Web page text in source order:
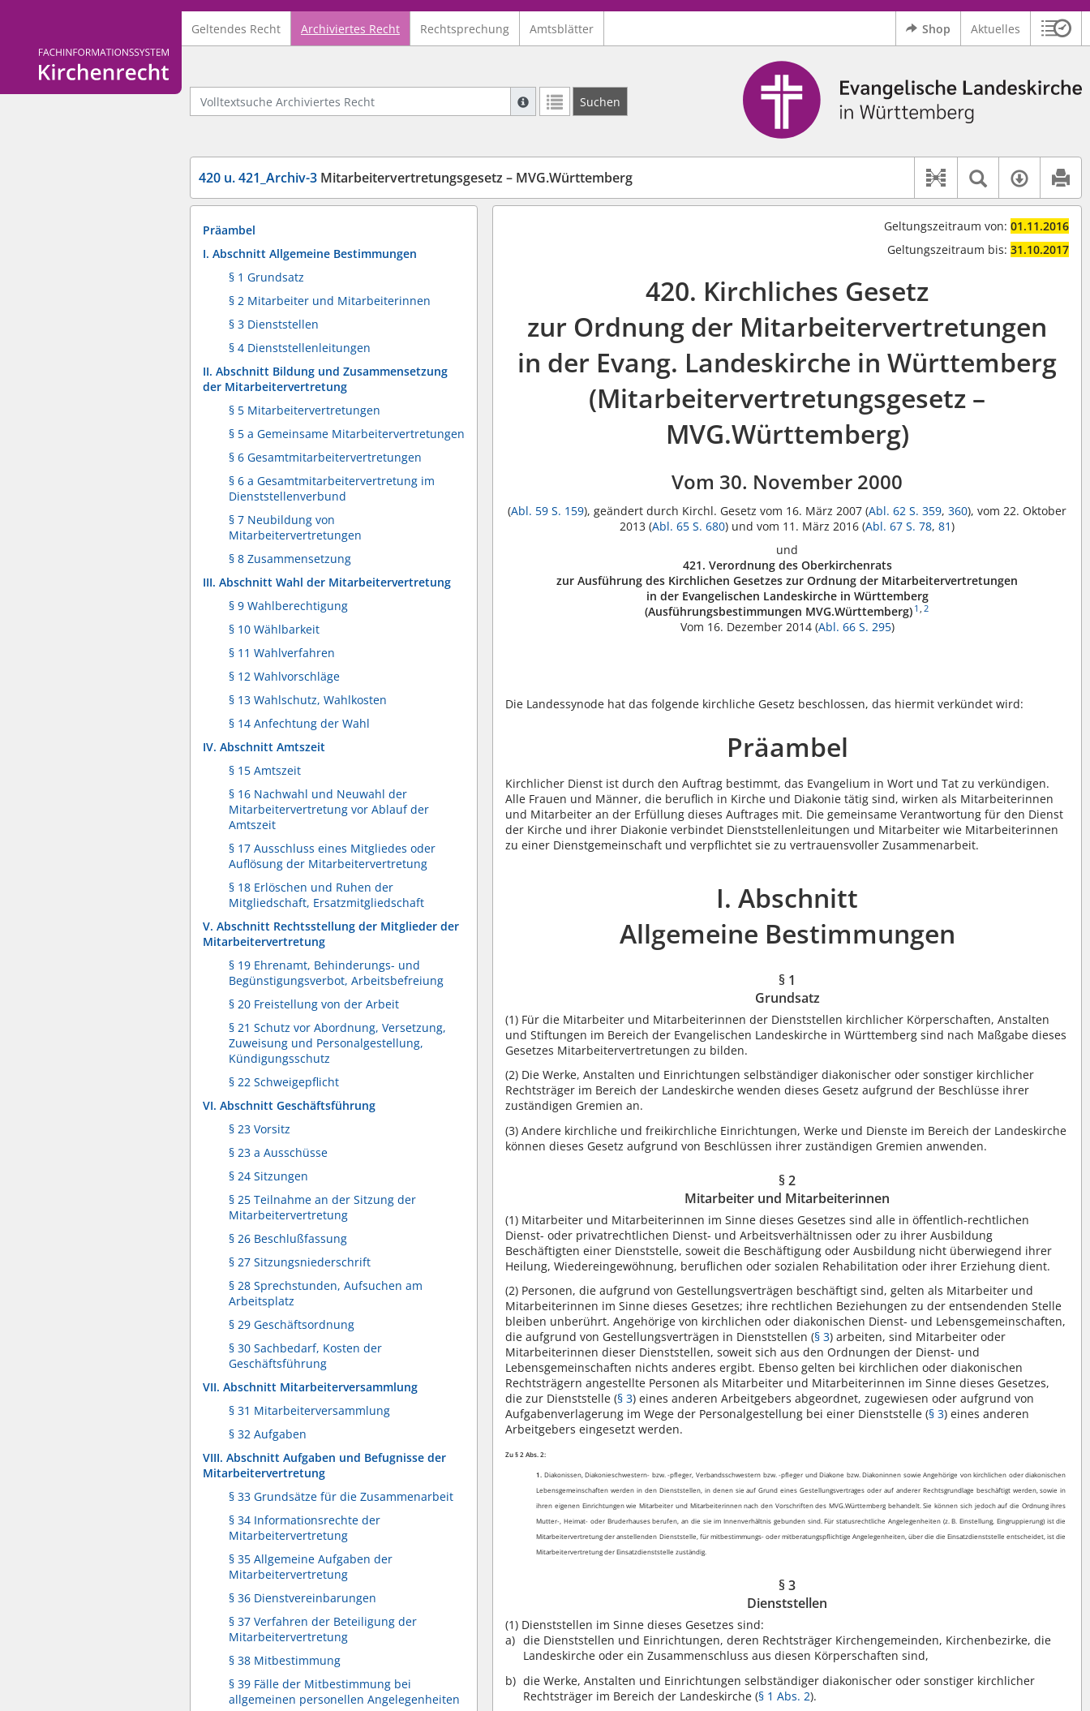
Logo Fachinformationssystem Kirchenrecht
Geltendes Recht Archiviertes Recht Rechtsprechung Amtsblätter Shop Aktuelles
Volltextsuche Archiviertes Recht
Suche mit Platzhalter "*", Bsp. Pfarrer*, findet auch: "Pfarrerinitiative" oder "Pfarrerausschuss".
Weitere Suchoperatoren finden Sie in unserer Hilfe.
Suchen
Logo Ev. Landeskirche in Württemberg
420 u. 421_Archiv-3 Mitarbeitervertretungsgesetz – MVG.Württemberg
Dokument-
Textsuche
Präambel
I. Abschnitt Allgemeine Bestimmungen
§ 1 Grundsatz
§ 2 Mitarbeiter und Mitarbeiterinnen
§ 3 Dienststellen
§ 4 Dienststellenleitungen
II. Abschnitt Bildung und Zusammensetzung
der Mitarbeitervertretung
§ 5 Mitarbeitervertretungen
§ 5 a Gemeinsame Mitarbeitervertretungen
§ 6 Gesamtmitarbeitervertretungen
§ 6 a Gesamtmitarbeitervertretung im
Dienststellenverbund
§ 7 Neubildung von
Mitarbeitervertretungen
§ 8 Zusammensetzung
III. Abschnitt Wahl der Mitarbeitervertretung
§ 9 Wahlberechtigung
§ 10 Wählbarkeit
§ 11 Wahlverfahren
§ 12 Wahlvorschläge
§ 13 Wahlschutz, Wahlkosten
§ 14 Anfechtung der Wahl
IV. Abschnitt Amtszeit
§ 15 Amtszeit
§ 16 Nachwahl und Neuwahl der
Mitarbeitervertretung vor Ablauf der
Amtszeit
§ 17 Ausschluss eines Mitgliedes oder
Auflösung der Mitarbeitervertretung
§ 18 Erlöschen und Ruhen der
Mitgliedschaft, Ersatzmitgliedschaft
V. Abschnitt Rechtsstellung der Mitglieder der
Mitarbeitervertretung
§ 19 Ehrenamt, Behinderungs- und
Begünstigungsverbot, Arbeitsbefreiung
§ 20 Freistellung von der Arbeit
§ 21 Schutz vor Abordnung, Versetzung,
Zuweisung und Personalgestellung,
Kündigungsschutz
§ 22 Schweigepflicht
VI. Abschnitt Geschäftsführung
§ 23 Vorsitz
§ 23 a Ausschüsse
§ 24 Sitzungen
§ 25 Teilnahme an der Sitzung der
Mitarbeitervertretung
§ 26 Beschlußfassung
§ 27 Sitzungsniederschrift
§ 28 Sprechstunden, Aufsuchen am
Arbeitsplatz
§ 29 Geschäftsordnung
§ 30 Sachbedarf, Kosten der
Geschäftsführung
VII. Abschnitt Mitarbeiterversammlung
§ 31 Mitarbeiterversammlung
§ 32 Aufgaben
VIII. Abschnitt Aufgaben und Befugnisse der
Mitarbeitervertretung
§ 33 Grundsätze für die Zusammenarbeit
§ 34 Informationsrechte der
Mitarbeitervertretung
§ 35 Allgemeine Aufgaben der
Mitarbeitervertretung
§ 36 Dienstvereinbarungen
§ 37 Verfahren der Beteiligung der
Mitarbeitervertretung
§ 38 Mitbestimmung
§ 39 Fälle der Mitbestimmung bei
allgemeinen personellen Angelegenheiten
Geltungszeitraum von: 01.11.2016
Geltungszeitraum bis: 31.10.2017
420. Kirchliches Gesetz
zur Ordnung der Mitarbeitervertretungen
in der Evang. Landeskirche in Württemberg
(Mitarbeitervertretungsgesetz –
MVG.Württemberg)
Vom 30. November 2000
(Abl. 59 S. 159), geändert durch Kirchl. Gesetz vom 16. März 2007 (Abl. 62 S. 359,360), vom 22. Oktober
2013 (Abl. 65 S. 680) und vom 11. März 2016 (Abl. 67 S. 78,81)
und
421. Verordnung des Oberkirchenrats
zur Ausführung des Kirchlichen Gesetzes zur Ordnung der Mitarbeitervertretungen
in der Evangelischen Landeskirche in Württemberg
(Ausführungsbestimmungen MVG.Württemberg) 1 2
Vom 16. Dezember 2014 (Abl. 66 S. 295)
Die Landessynode hat das folgende kirchliche Gesetz beschlossen, das hiermit verkündet wird:
Präambel
Kirchlicher Dienst ist durch den Auftrag bestimmt, das Evangelium in Wort und Tat zu verkündigen.
Alle Frauen und Männer, die beruflich in Kirche und Diakonie tätig sind, wirken als Mitarbeiterinnen
und Mitarbeiter an der Erfüllung dieses Auftrages mit. Die gemeinsame Verantwortung für den Dienst
der Kirche und ihrer Diakonie verbindet Dienststellenleitungen und Mitarbeiter wie Mitarbeiterinnen
zu einer Dienstgemeinschaft und verpflichtet sie zu vertrauensvoller Zusammenarbeit.
I. Abschnitt
Allgemeine Bestimmungen
§ 1
Grundsatz
(1) Für die Mitarbeiter und Mitarbeiterinnen der Dienststellen kirchlicher Körperschaften, Anstalten
und Stiftungen im Bereich der Evangelischen Landeskirche in Württemberg sind nach Maßgabe dieses
Gesetzes Mitarbeitervertretungen zu bilden.
(2) Die Werke, Anstalten und Einrichtungen selbständiger diakonischer oder sonstiger kirchlicher
Rechtsträger im Bereich der Landeskirche wenden dieses Gesetz aufgrund der Beschlüsse ihrer
zuständigen Gremien an.
(3) Andere kirchliche und freikirchliche Einrichtungen, Werke und Dienste im Bereich der Landeskirche
können dieses Gesetz aufgrund von Beschlüssen ihrer zuständigen Gremien anwenden.
§ 2
Mitarbeiter und Mitarbeiterinnen
(1) Mitarbeiter und Mitarbeiterinnen im Sinne dieses Gesetzes sind alle in öffentlich-rechtlichen
Dienst- oder privatrechtlichen Dienst- und Arbeitsverhältnissen oder zu ihrer Ausbildung
Beschäftigten einer Dienststelle, soweit die Beschäftigung oder Ausbildung nicht überwiegend ihrer
Heilung, Wiedereingewöhnung, beruflichen oder sozialen Rehabilitation oder ihrer Erziehung dient.
(2) Personen, die aufgrund von Gestellungsverträgen beschäftigt sind, gelten als Mitarbeiter und
Mitarbeiterinnen im Sinne dieses Gesetzes; ihre rechtlichen Beziehungen zu der entsendenden Stelle
bleiben unberührt. Angehörige von kirchlichen oder diakonischen Dienst- und Lebensgemeinschaften,
die aufgrund von Gestellungsverträgen in Dienststellen (§ 3) arbeiten, sind Mitarbeiter oder
Mitarbeiterinnen dieser Dienststellen, soweit sich aus den Ordnungen der Dienst- und
Lebensgemeinschaften nichts anderes ergibt. Ebenso gelten bei kirchlichen oder diakonischen
Rechtsträgern angestellte Personen als Mitarbeiter und Mitarbeiterinnen im Sinne dieses Gesetzes,
die zur Dienststelle (§ 3) eines anderen Arbeitgebers abgeordnet, zugewiesen oder aufgrund von
Aufgabenverlagerung im Wege der Personalgestellung bei einer Dienststelle (§ 3) eines anderen
Arbeitgebers eingesetzt werden.
Zu § 2 Abs. 2:
1. Diakonissen, Diakonieschwestern- bzw. -pfleger, Verbandsschwestern bzw. -pfleger und Diakone bzw. Diakoninnen sowie Angehörige von kirchlichen oder diakonischen
Lebensgemeinschaften werden in den Dienststellen, in denen sie auf Grund eines Gestellungsvertrages oder auf anderer Rechtsgrundlage beschäftigt werden, sowie in
ihren eigenen Einrichtungen wie Mitarbeiter und Mitarbeiterinnen nach den Vorschriften des MVG.Württemberg behandelt. Sie können sich jedoch auf die Ordnung ihres
Mutter-, Heimat- oder Bruderhauses berufen, an die sie im Innenverhältnis gebunden sind. Für statusrechtliche Angelegenheiten (z. B. Einstellung, Eingruppierung) ist die
Mitarbeitervertretung der anstellenden Dienststelle, für mitbestimmungs- oder mitberatungspflichtige Angelegenheiten, über die die Einsatzdienststelle entscheidet, ist die
Mitarbeitervertretung der Einsatzdienststelle zuständig.
§ 3
Dienststellen
(1) Dienststellen im Sinne dieses Gesetzes sind:
die Dienststellen und Einrichtungen, deren Rechtsträger Kirchengemeinden, Kirchenbezirke, die
Landeskirche oder ein Zusammenschluss aus diesen Körperschaften sind,
die Werke, Anstalten und Einrichtungen selbständiger diakonischer oder sonstiger kirchlicher
Rechtsträger im Bereich der Landeskirche (§ 1 Abs. 2).